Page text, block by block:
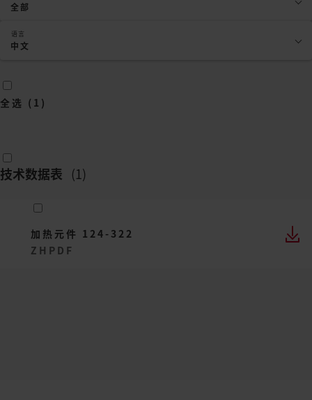
全部
语言
中文
全选 ( 1 )
技术数据表 (1)
加热元件 124-322
ZH PDF